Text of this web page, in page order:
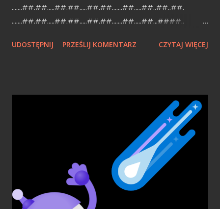
.......##.##.....##.##.....##.##.......##.....##..##..##.
.......##.##.....##.##.....##.##.......##.....##...####..
.. .##....##.##..##.##.##.....##.##.......##...##......##...
podzielić sie z Wami, pięknem jQuery [1] (dalej jq). Kilka
miesięcy temu skandyn dodał wpis , w którym przedstawił
pobieżnie, jak zrobić prosta galerię z jq, bez zagłębiania i
wstępnej prezentacji geniuszu jq:). Tutaj chciałbym ogólnie
zaprezentować jq, dla niewtajemniczonych (są jeszcze
tacy?:)). Czym jest jq? Można powiedzieć, iż jest to
biblioteka do Java Script (dalej js), która, pomaga w
obsłudze js i drzew DOM. Jednakże robi to w tak finezyjny
UDOSTĘPNIJ PRZEŚLIJ KOMENTARZ CZYTAJ WIĘCEJ